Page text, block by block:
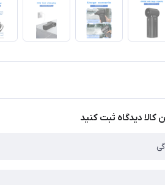
کالا دیدگاه ثبت کنید